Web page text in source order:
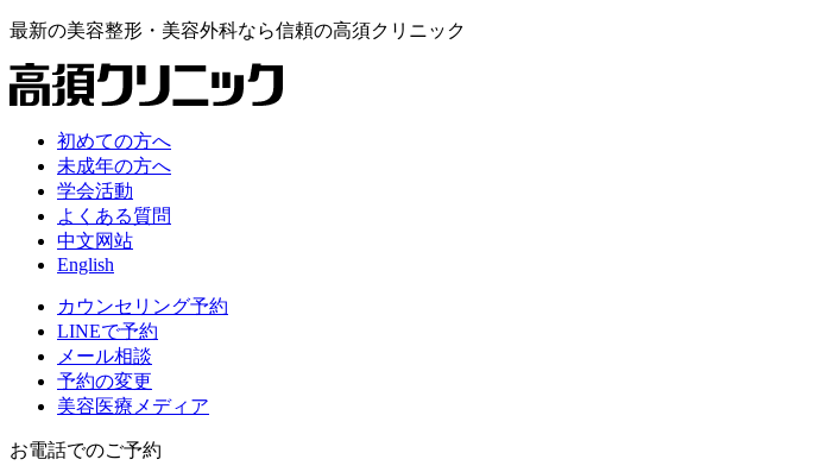
最新の美容整形・美容外科なら信頼の高須クリニック
初めての方へ
未成年の方へ
学会活動
よくある質問
中文网站
English
カウンセリング予約
LINEで予約
メール相談
予約の変更
美容医療メディア
お電話でのご予約